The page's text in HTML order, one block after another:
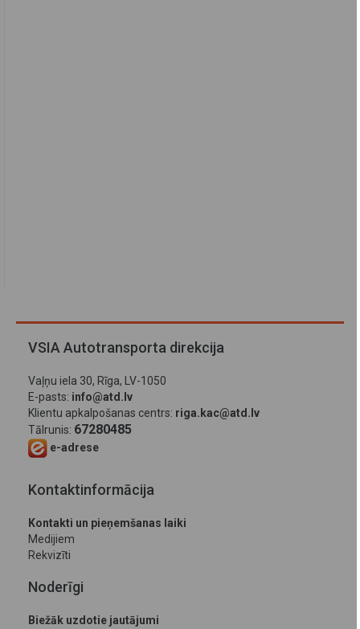
VSIA Autotransporta direkcija
Vaļņu iela 30, Rīga, LV-1050
E-pasts: info@atd.lv
Klientu apkalpošanas centrs: riga.kac@atd.lv
Tālrunis: 67280485
e-adrese
Kontaktinformācija
Kontakti un pieņemšanas laiki
Medijiem
Rekvizīti
Noderīgi
Biežāk uzdotie jautājumi